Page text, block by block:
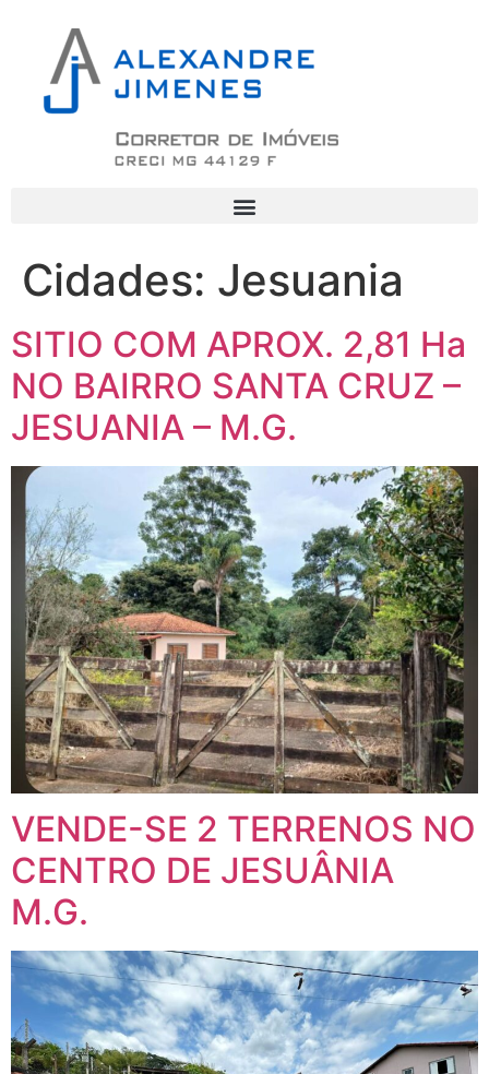
Cidades: Jesuania
SITIO COM APROX. 2,81 Ha
NO BAIRRO SANTA CRUZ –
JESUANIA – M.G.
VENDE-SE 2 TERRENOS NO
CENTRO DE JESUÂNIA
M.G.